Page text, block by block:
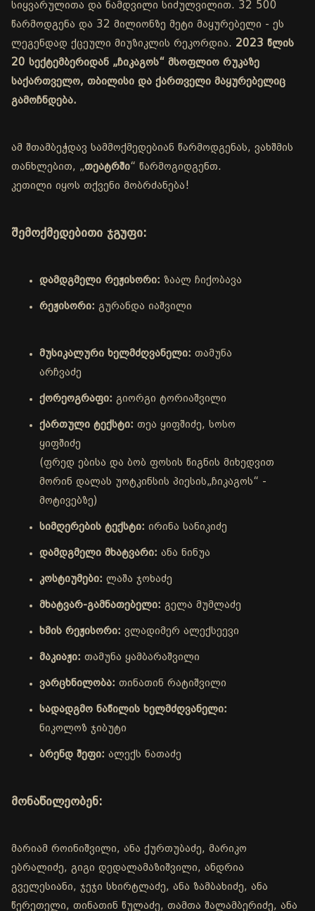
სიყვარულითა და ნამდვილი სიძულვილით. 32 500
წარმოდგენა და 32 მილიონზე მეტი მაყურებელი - ეს
ლეგენდად ქცეული მიუზიკლის რეკორდია. 2023 წლის
20 სექტემბერიდან „ჩიკაგოს“ მსოფლიო რუკაზე
საქართველო, თბილისი და ქართველი მაყურებელიც
გამოჩნდება.
ამ შთამბეჭდავ სამმოქმედებიან წარმოდგენას, ვახშმის
თანხლებით, „თეატრში“ წარმოგიდგენთ.
კეთილი იყოს თქვენი მობრძანება!
შემოქმედებითი ჯგუფი:
დამდგმელი რეჟისორი: ზაალ ჩიქობავა
რეჟისორი: გურანდა იაშვილი
მუსიკალური ხელმძღვანელი: თამუნა
არჩვაძე
ქორეოგრაფი: გიორგი ტორიაშვილი
ქართული ტექსტი: თეა ყიფშიძე, სოსო
ყიფშიძე
(ფრედ ებისა და ბობ ფოსის წიგნის მიხედვით
მორინ დალას უოტკინსის პიესის„ჩიკაგოს“ -
მოტივებზე)
სიმღერების ტექსტი: ირინა სანიკიძე
დამდგმელი მხატვარი: ანა ნინუა
კოსტიუმები: ლაშა ჯოხაძე
მხატვარ-გამნათებელი: გელა მუმლაძე
ხმის რეჟისორი: ვლადიმერ ალექსეევი
მაკიაჟი: თამუნა ყამბარაშვილი
ვარცხნილობა: თინათინ რატიშვილი
სადადგმო ნაწილის ხელმძღვანელი:
ნიკოლოზ ჯიბუტი
ბრენდ შეფი: ალექს ნათაძე
მონაწილეობენ:
მარიამ როინიშვილი, ანა ქურთუბაძე, მარიკო
ებრალიძე, გიგი დედალამაზიშვილი, ანდრია
გველესიანი, ჯეჯი სხირტლაძე, ანა ზამბახიძე, ანა
წერეთელი, თინათინ წულაძე, თამთა შალამბერიძე, ანა